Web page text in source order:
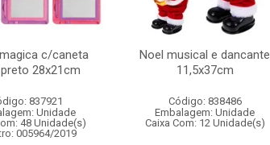
c/caneta
28x21cm
837921
Unidade
48 Unidade(s)
005964/2019
Noel musical e dancante
11,5x37cm
Código: 838486
Embalagem: Unidade
Caixa Com: 12 Unidade(s)